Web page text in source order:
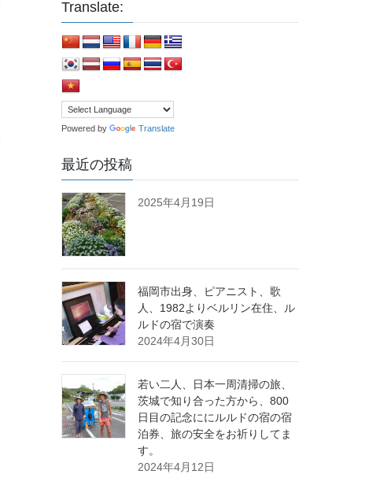
Translate:
Powered by Translate
最近の投稿
2025年4月19日
福岡市出身、ピアニスト、歌
人、1982よりベルリン在住、ル
ルドの宿で演奏
2024年4月30日
若い二人、日本一周清掃の旅、
茨城で知り合った方から、800
日目の記念ににルルドの宿の宿
泊券、旅の安全をお祈りしてま
す。
2024年4月12日